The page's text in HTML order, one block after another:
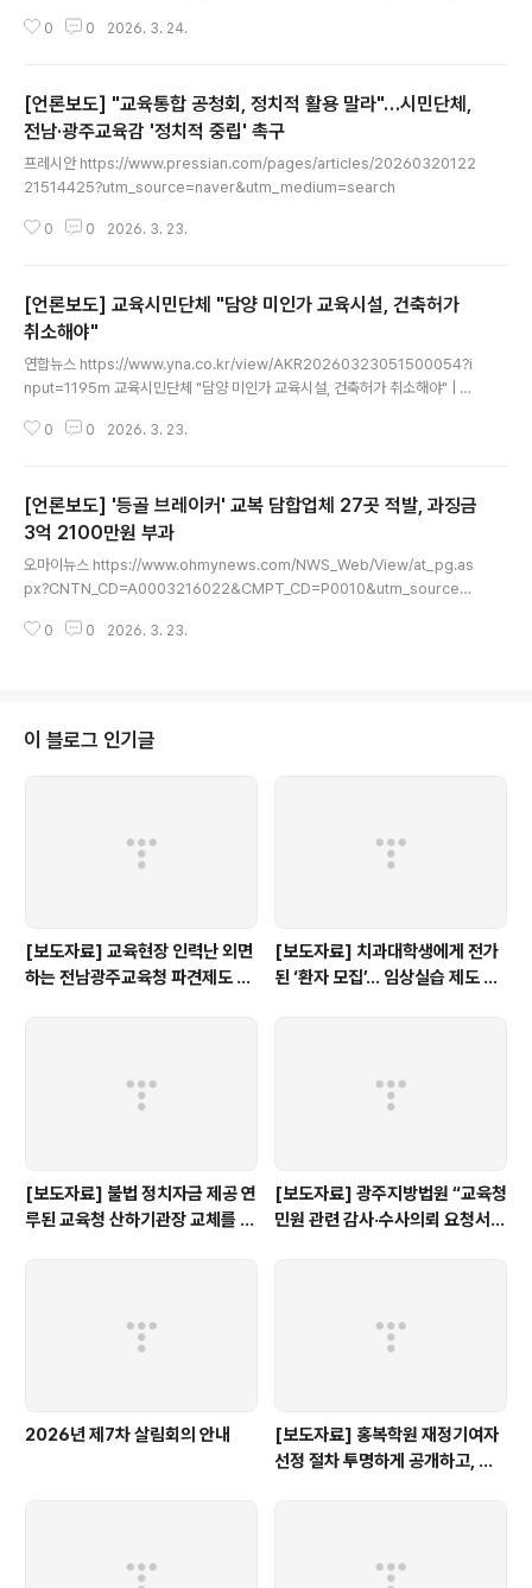
전면 재검토를 촉구했다.광주교육시민연대는 24일 보도자료를 통해 "광주시교
0 0 2026. 3. 24.
[언론보도] "교육통합 공청회, 정치적 활용 말라"…시민단체,
전남·광주교육감 '정치적 중립' 촉구
프레시안 https://www.pressian.com/pages/articles/20260320122
21514425?utm_source=naver&utm_medium=search
0 0 2026. 3. 23.
[언론보도] 교육시민단체 "담양 미인가 교육시설, 건축허가
취소해야"
연합뉴스 https://www.yna.co.kr/view/AKR20260323051500054?i
nput=1195m 교육시민단체 "담양 미인가 교육시설, 건축허가 취소해야" | 연
회를 위한 시민모임'(시민모임)은 23일 "의무 교육대상자를 모집해 사실...ww
0 0 2026. 3. 23.
[언론보도] '등골 브레이커' 교복 담합업체 27곳 적발, 과징금
3억 2100만원 부과
오마이뉴스 https://www.ohmynews.com/NWS_Web/View/at_pg.as
px?CNTN_CD=A0003216022&CMPT_CD=P0010&utm_source=n
골 브레이커' 교복 담합업체 27곳 적발, 과징금 3억 2100만원 부과공정거래위
0 0 2026. 3. 23.
이 블로그 인기글
[보도자료] 교육현장 인력난 외면
하는 전남광주교육청 파견제도 재
[보도자료] 치과대학생에게 전가
된 ‘환자 모집’… 임상실습 제도 개
[보도자료] 불법 정치자금 제공 연
루된 교육청 산하기관장 교체를 촉
[보도자료] 광주지방법원 “교육청
민원 관련 감사·수사의뢰 요청서,
2026년 제7차 살림회의 안내
[보도자료] 홍복학원 재정기여자
선정 절차 투명하게 공개하고, 철